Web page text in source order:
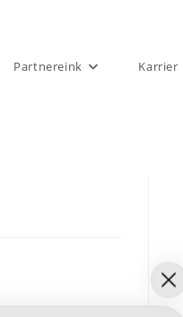
Partnereink Karrier